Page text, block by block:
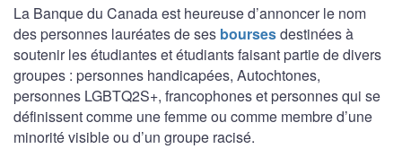
La Banque du Canada est heureuse d’annoncer le nom
des personnes lauréates de ses boursesdestinées à
soutenir les étudiantes et étudiants faisant partie de divers
groupes : personnes handicapées, Autochtones,
personnes LGBTQ2S+, francophones et personnes qui se
définissent comme une femme ou comme membre d’une
minorité visible ou d’un groupe racisé.